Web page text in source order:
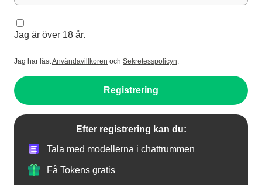
Jag är över 18 år.
Jag har lästAnvändavillkoren och Sekretesspolicyn.
Registrering
Efter registrering kan du:
Tala med modellerna i chattrummen
Få Tokens gratis